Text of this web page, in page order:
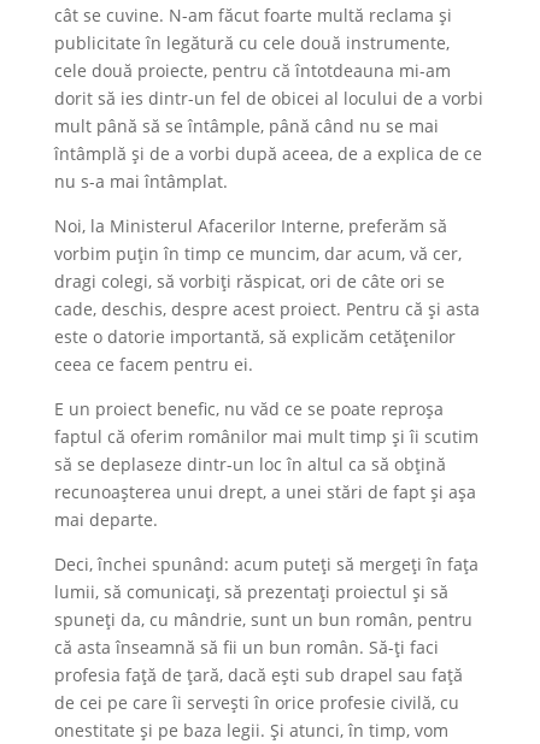
cât se cuvine. N-am făcut foarte multă reclama și
publicitate în legătură cu cele două instrumente,
cele două proiecte, pentru că întotdeauna mi-am
dorit să ies dintr-un fel de obicei al locului de a vorbi
mult până să se întâmple, până când nu se mai
întâmplă și de a vorbi după aceea, de a explica de ce
nu s-a mai întâmplat.
Noi, la Ministerul Afacerilor Interne, preferăm să
vorbim puțin în timp ce muncim, dar acum, vă cer,
dragi colegi, să vorbiți răspicat, ori de câte ori se
cade, deschis, despre acest proiect. Pentru că și asta
este o datorie importantă, să explicăm cetățenilor
ceea ce facem pentru ei.
E un proiect benefic, nu văd ce se poate reproșa
faptul că oferim românilor mai mult timp și îi scutim
să se deplaseze dintr-un loc în altul ca să obțină
recunoașterea unui drept, a unei stări de fapt și așa
mai departe.
Deci, închei spunând: acum puteți să mergeți în fața
lumii, să comunicați, să prezentați proiectul și să
spuneți da, cu mândrie, sunt un bun român, pentru
că asta înseamnă să fii un bun român. Să-ți faci
profesia față de țară, dacă ești sub drapel sau față
de cei pe care îi servești în orice profesie civilă, cu
onestitate și pe baza legii. Și atunci, în timp, vom